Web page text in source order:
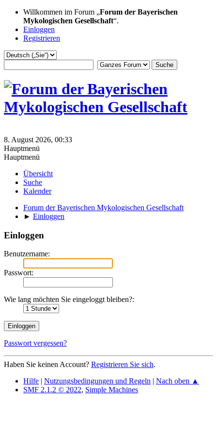
Willkommen im Forum „Forum der Bayerischen
Mykologischen Gesellschaft“.
Einloggen
Registrieren
8. August 2026, 00:33
Hauptmenü
Hauptmenü
Übersicht
Suche
Kalender
Forum der Bayerischen Mykologischen Gesellschaft
► Einloggen
Einloggen
Benutzername:
Passwort:
Wie lang möchten Sie eingeloggt bleiben?:
Passwort vergessen?
Haben Sie keinen Account? Registrieren Sie sich.
Hilfe | Nutzungsbedingungen und Regeln | Nach oben ▲
SMF 2.1.2 © 2022, Simple Machines